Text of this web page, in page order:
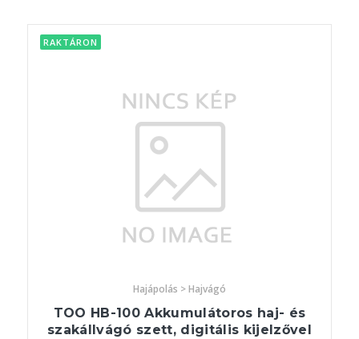
RAKTÁRON
Hajápolás > Hajvágó
TOO HB-100 Akkumulátoros haj- és
szakállvágó szett, digitális kijelzővel